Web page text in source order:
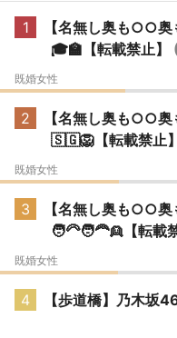
1
【名無し奥も○○奥
🎓🏫【転載禁止】
既婚女性
2
【名無し奥も○○奥
🇸🇬🦁【転載禁止】
既婚女性
3
【名無し奥も○○奥
🧑‍🦳🧑‍🦰👱【転載
既婚女性
4 【歩道橋】乃木坂